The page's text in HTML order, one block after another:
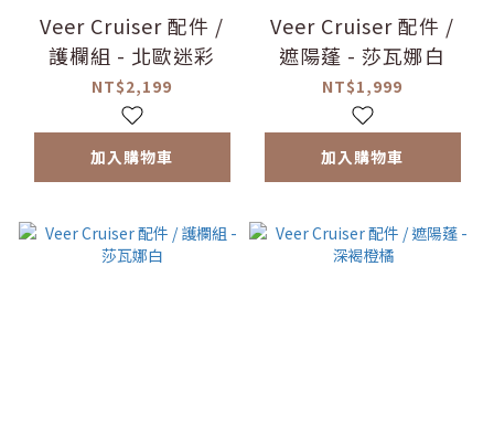
Veer Cruiser 配件 /
護欄組 - 北歐迷彩
NT$2,199
加入購物車
Veer Cruiser 配件 /
遮陽蓬 - 莎瓦娜白
NT$1,999
加入購物車